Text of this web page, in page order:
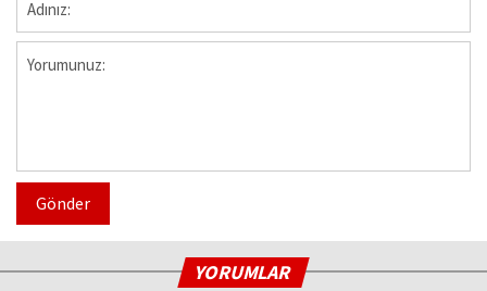
Gönder
YORUMLAR